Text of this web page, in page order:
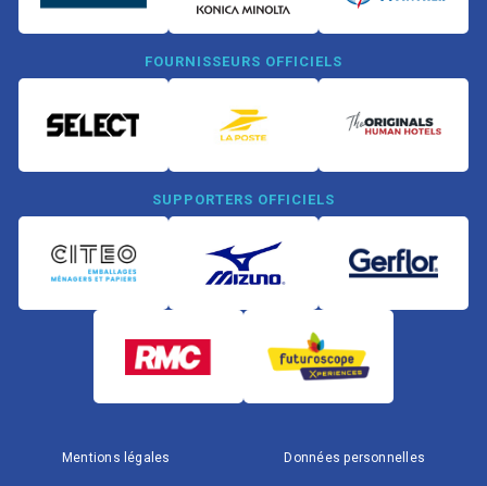
FOURNISSEURS OFFICIELS
SUPPORTERS OFFICIELS
Mentions légales Données personnelles